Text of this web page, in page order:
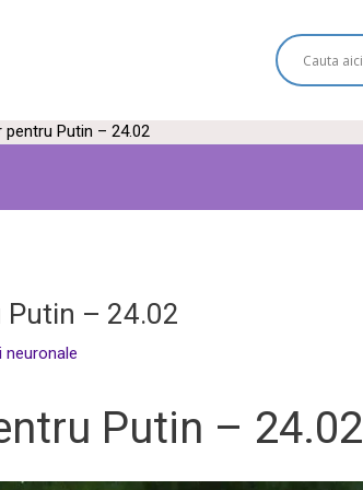
pentru Putin – 24.02
Putin – 24.02
neuronale
Putin – 24.02